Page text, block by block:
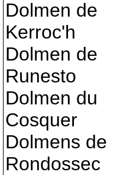
Dolmen de
Kerroc'h
Dolmen de
Runesto
Dolmen du
Cosquer
Dolmens de
Rondossec